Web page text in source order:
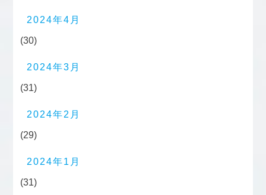
2024年4月
(30)
2024年3月
(31)
2024年2月
(29)
2024年1月
(31)